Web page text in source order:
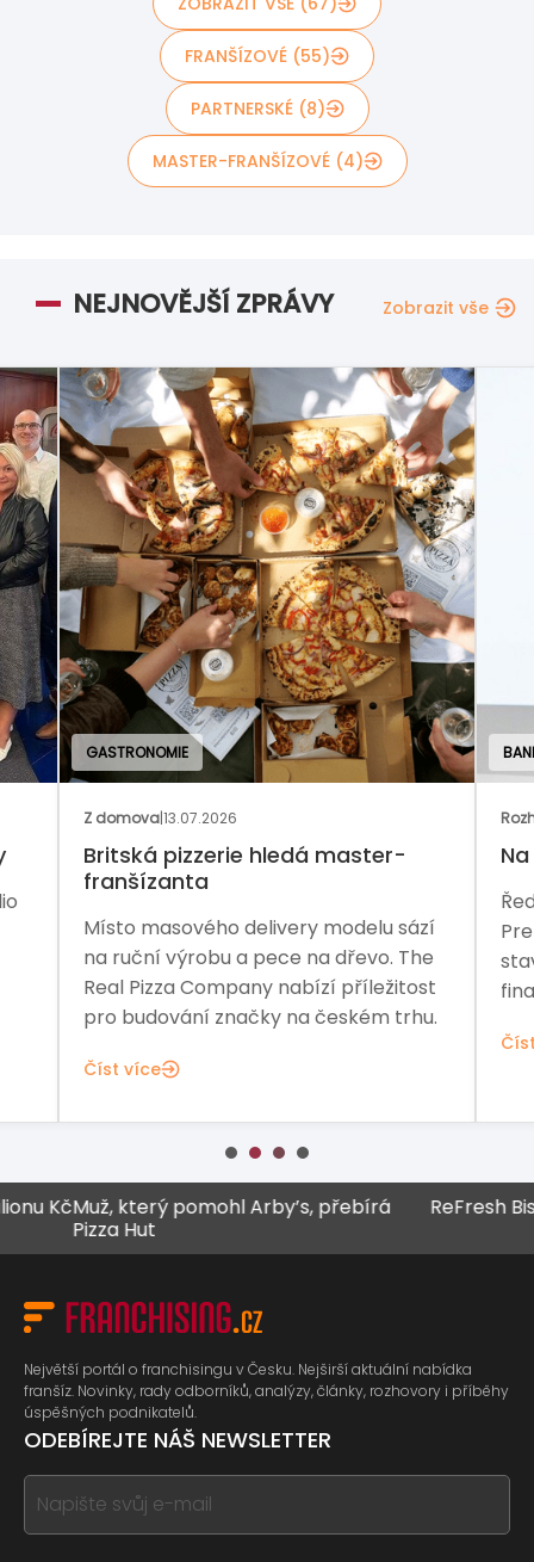
FRANŠÍZOVÉ (55)
PARTNERSKÉ (8)
MASTER-FRANŠÍZOVÉ (4)
NEJNOVĚJŠÍ ZPRÁVY Zobrazit vše
GASTRONOMIE
Z domova|13.07.2026
Britská pizzerie hledá master-
franšízanta
Místo masového delivery modelu sází
na ruční výrobu a pece na dřevo. The
Real Pizza Company nabízí příležitost
pro budování značky na českém trhu.
Číst více
Muž, který pomohl Arby’s, přebírá
Pizza Hut
ReFresh Bistro
Největší portál o franchisingu v Česku. Nejširší aktuální nabídka
franšíz. Novinky, rady odborníků, analýzy, články, rozhovory i příběhy
úspěšných podnikatelů.
ODEBÍREJTE NÁŠ NEWSLETTER
If
you